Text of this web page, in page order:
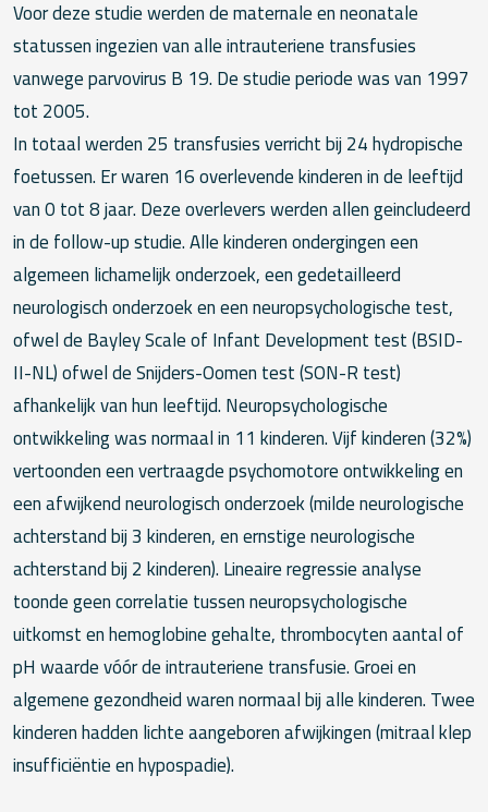
Voor deze studie werden de maternale en neonatale
statussen ingezien van alle intrauteriene transfusies
vanwege parvovirus B 19. De studie periode was van 1997
tot 2005.
In totaal werden 25 transfusies verricht bij 24 hydropische
foetussen. Er waren 16 overlevende kinderen in de leeftijd
van 0 tot 8 jaar. Deze overlevers werden allen geincludeerd
in de follow-up studie. Alle kinderen ondergingen een
algemeen lichamelijk onderzoek, een gedetailleerd
neurologisch onderzoek en een neuropsychologische test,
ofwel de Bayley Scale of Infant Development test (BSID-
II-NL) ofwel de Snijders-Oomen test (SON-R test)
afhankelijk van hun leeftijd. Neuropsychologische
ontwikkeling was normaal in 11 kinderen. Vijf kinderen (32%)
vertoonden een vertraagde psychomotore ontwikkeling en
een afwijkend neurologisch onderzoek (milde neurologische
achterstand bij 3 kinderen, en ernstige neurologische
achterstand bij 2 kinderen). Lineaire regressie analyse
toonde geen correlatie tussen neuropsychologische
uitkomst en hemoglobine gehalte, thrombocyten aantal of
pH waarde vóór de intrauteriene transfusie. Groei en
algemene gezondheid waren normaal bij alle kinderen. Twee
kinderen hadden lichte aangeboren afwijkingen (mitraal klep
insufficiëntie en hypospadie).